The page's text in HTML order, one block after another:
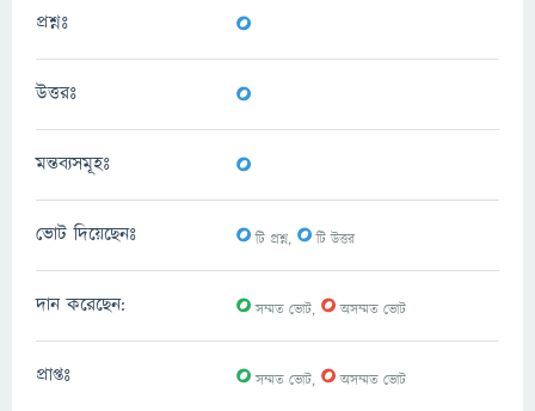
প্রশ্নঃ 0
উত্তরঃ 0
মন্তব্যসমূহঃ 0
ভোট দিয়েছেনঃ 0টি প্রশ্ন, 0টি উত্তর
দান করেছেন: 0সম্মত ভোট, 0অসম্মত ভোট
প্রাপ্তঃ 0সম্মত ভোট, 0অসম্মত ভোট